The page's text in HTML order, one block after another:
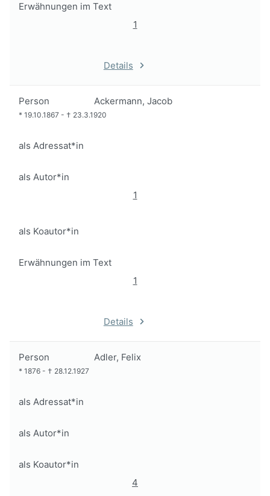
Erwähnungen im Text
1
Details
Person Ackermann, Jacob
* 19.10.1867 - † 23.3.1920
als Adressat*in
als Autor*in
1
als Koautor*in
Erwähnungen im Text
1
Details
Person Adler, Felix
* 1876 - † 28.12.1927
als Adressat*in
als Autor*in
als Koautor*in
4